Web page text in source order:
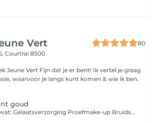
Vert
80
Courtrai 8500
Jeune Vert Fijn dat je er bent! Ik vertel je graag
waarvoor je langs kunt komen & wie ik ben.
goud
Dit arrangement bevat: Gelaatsverzorging Proefmake-up Bruidsmake-up Epilatie wenkbrauwen Lipstick of -gloss Bruidsarrangementen kunnen niet online geboekt worden daar er verschillende afspraken worden voorzien. Neem gerust contact op via mail (info@esthetiekjeunevert.be) of telefonisch om verder af te spreken.